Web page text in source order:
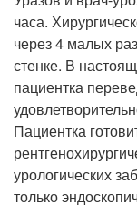
часа.
через 4 малых
стенке. В
пациентка
Пациентка
урологических
только